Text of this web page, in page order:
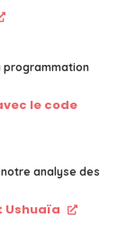
programmation
le code
analyse des
Ushuaïa